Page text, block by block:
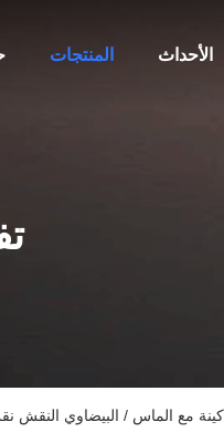
المنتجات الأحداث